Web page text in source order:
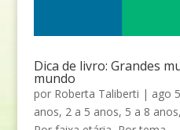
Dica de livro: Grandes
mundo
por Roberta Taliberti | ago
anos, 2 a 5 anos, 5 a 8 anos,